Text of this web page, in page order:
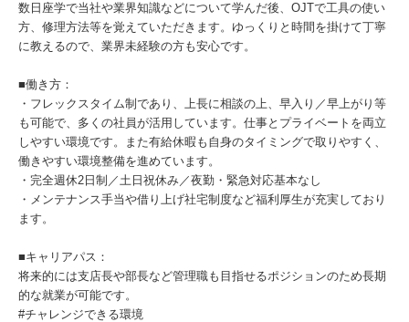
数日座学で当社や業界知識などについて学んだ後、OJTで工具の使い
方、修理方法等を覚えていただきます。ゆっくりと時間を掛けて丁寧
に教えるので、業界未経験の方も安心です。
■働き方：
・フレックスタイム制であり、上長に相談の上、早入り／早上がり等
も可能で、多くの社員が活用しています。仕事とプライベートを両立
しやすい環境です。また有給休暇も自身のタイミングで取りやすく、
働きやすい環境整備を進めています。
・完全週休2日制／土日祝休み／夜勤・緊急対応基本なし
・メンテナンス手当や借り上げ社宅制度など福利厚生が充実しており
ます。
■キャリアパス：
将来的には支店長や部長など管理職も目指せるポジションのため長期
的な就業が可能です。
#チャレンジできる環境